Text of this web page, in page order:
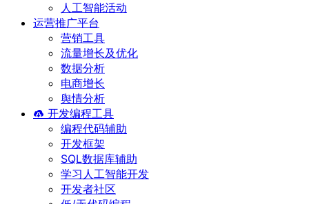
人工智能活动
运营推广平台
营销工具
流量增长及优化
数据分析
电商增长
舆情分析
开发编程工具
编程代码辅助
开发框架
SQL数据库辅助
学习人工智能开发
开发者社区